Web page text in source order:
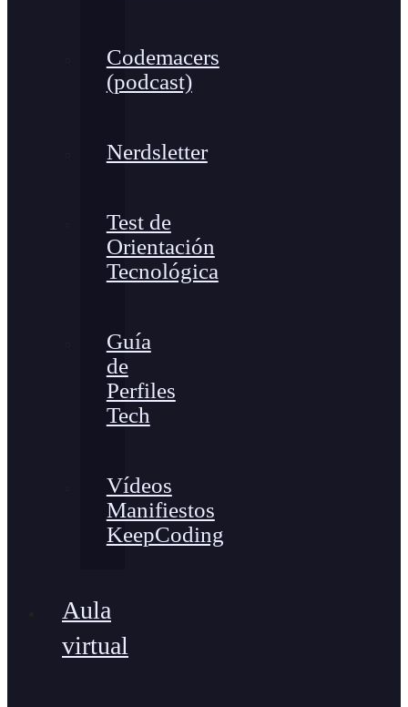
Codemacers
(podcast)
Nerdsletter
Test de
Orientación
Tecnológica
Guía
de
Perfiles
Tech
Vídeos
Manifiestos
KeepCoding
Aula
virtual